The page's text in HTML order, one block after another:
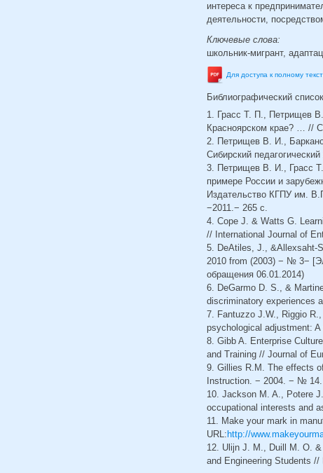
интереса к
деятельности,
Ключевые слова:
школьник-мигрант,
Для доступа к полному
Библиографический
1. Грасс Т. П., Петрищев
Красноярском крае? … //
2. Петрищев В. И.,
Сибирский
3. Петрищев В. И., Грасс
примере России и
Издательство КГПУ им.
−2011.− 265 с.
4. Cope J. & Watts G.
// International Journal of
5. DeAtiles, J., &Allexsaht-
2010 from (2003) − № 3−
обращения 06.01.2014)
6. DeGarmo D. S., &
discriminatory experiences
7. Fantuzzo J.W., Riggio
psychological adjustment:
8. Gibb A. Enterprise
and Training // Journal of
9. Gillies R.M. The effects
Instruction. − 2004. − №
10. Jackson M. A., Potere
occupational interests and
11. Make your mark in
URL: http://
12. Ulijn J. M., Duill M. O.
and Engineering Students